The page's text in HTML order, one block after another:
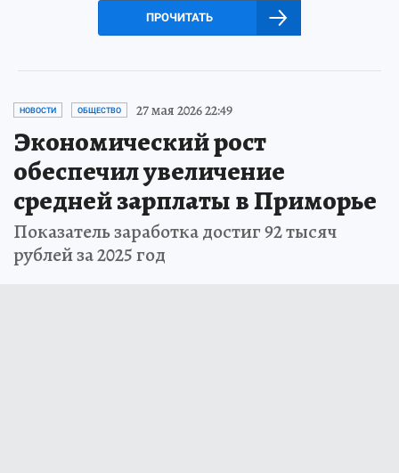
ПРОЧИТАТЬ
НОВОСТИ ОБЩЕСТВО 27 мая 2026 22:49
Экономический рост
обеспечил увеличение
средней зарплаты в Приморье
Показатель заработка достиг 92 тысяч
рублей за 2025 год